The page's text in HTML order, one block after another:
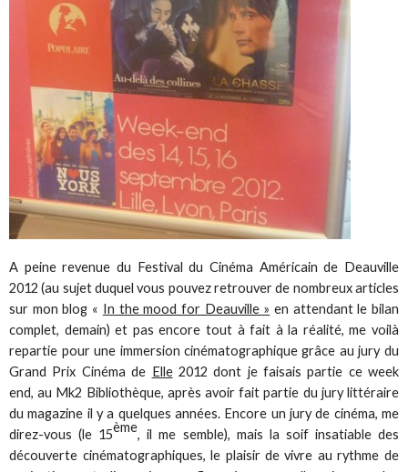
A peine revenue du Festival du Cinéma Américain de Deauville
2012 (au sujet duquel vous pouvez retrouver de nombreux articles
sur mon blog « In the mood for Deauville » en attendant le bilan
complet, demain) et pas encore tout à fait à la réalité, me voilà
repartie pour une immersion cinématographique grâce au jury du
Grand Prix Cinéma de Elle2012 dont je faisais partie ce week
end, au Mk2 Bibliothèque, après avoir fait partie du jury littéraire
du magazine il y a quelques années. Encore un jury de cinéma, me
direz-vous (le 15ème, il me semble), mais la soif insatiable des
découverte cinématographiques, le plaisir de vivre au rythme de